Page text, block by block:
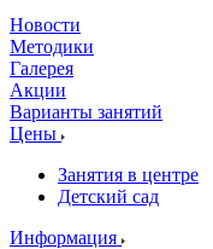
Новости
Методики
Галерея
Акции
Варианты занятий
Цены
Занятия в центре
Детский сад
Информация